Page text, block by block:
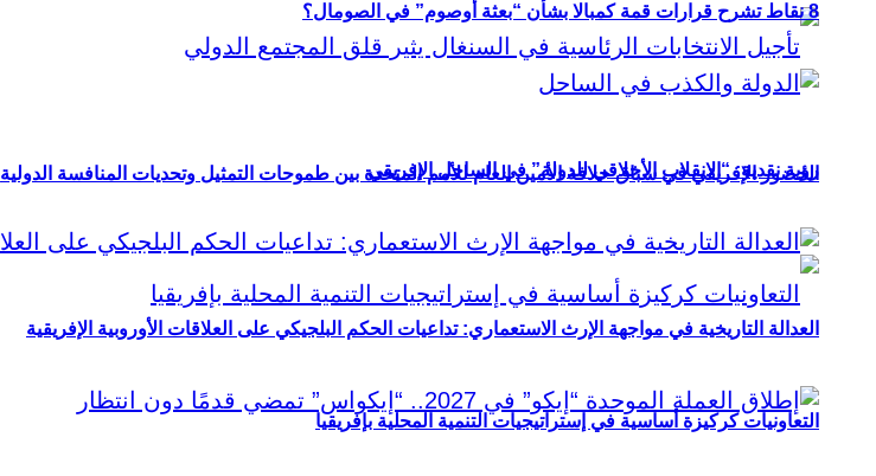
الحضور الإفريقي في سباق خلافة الأمين العام للأمم المتحدة بين طموحات التمثيل وتحديات المنافسة الدولية
التعاونيات كركيزة أساسية في إستراتيجيات التنمية المحلية بإفريقيا
8 نقاط تشرح قرارات قمة كمبالا بشأن “بعثة أوصوم” في الصومال؟
رؤية نقدية: “الانقلاب الأخلاقي للدولة” في الساحل الإفريقي
العدالة التاريخية في مواجهة الإرث الاستعماري: تداعيات الحكم البلجيكي على العلاقات الأوروبية الإفريقية